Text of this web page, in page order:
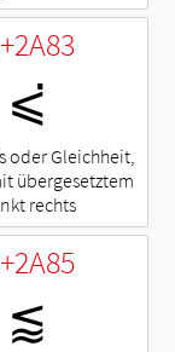
⪃
oder Gleichheit,
übergesetztem
rechts
⪅